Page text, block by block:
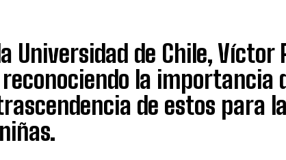
Universidad de Chile, Víctor
la importancia
de estos para la